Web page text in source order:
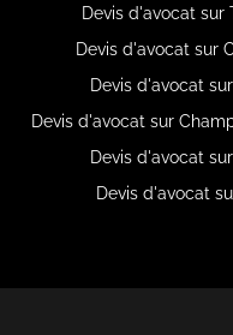
Devis d'avocat sur
Devis d'avocat sur
Devis d'avocat
Devis d'avocat sur
Devis d'avocat
Devis d'avocat